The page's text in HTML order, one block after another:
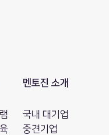
멘토진 소개
국내 대기업
​중견기업